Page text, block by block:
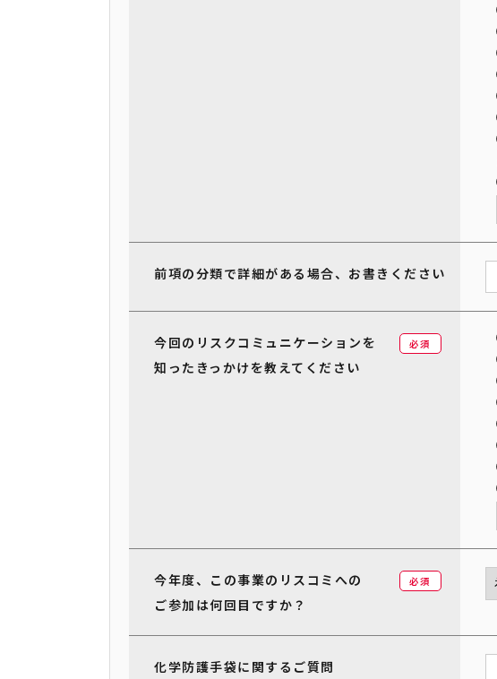
前項の分類で詳細がある場合、お書きください
今回のリスクコミュニケーションを
知ったきっかけを教えてください
必須
今年度、この事業のリスコミへの
ご参加は何回目ですか？
必須
化学防護手袋に関するご質問